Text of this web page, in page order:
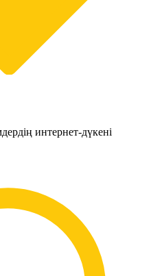
интернет-дүкені